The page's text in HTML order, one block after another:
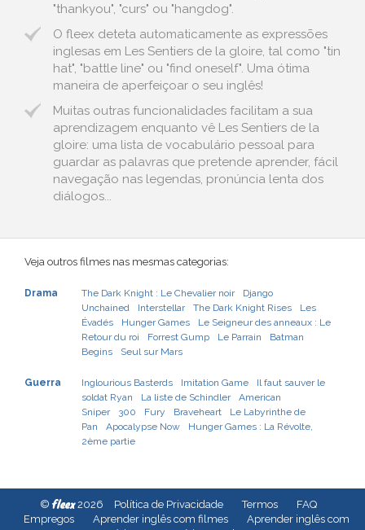
"thankyou", "curs" ou "hangdog".
O fleex deteta automaticamente as expressões
inglesas em Les Sentiers de la gloire, tal como "tin
hat", "battle line" ou "find oneself". Uma ótima
maneira de aperfeiçoar o seu inglês!
Muitas outras funcionalidades facilitam a sua
aprendizagem enquanto vê Les Sentiers de la
gloire: uma lista de vocabulário pessoal para
guardar as palavras que pretende aprender, fácil
navegação nas legendas, pronúncia lenta dos
diálogos...
Veja outros filmes nas mesmas categorias:
Drama The Dark Knight : Le Chevalier noir
Django
Unchained
Interstellar The Dark Knight Rises
Les
Évadés
Hunger Games
Le Seigneur des anneaux : Le
Retour du roi
Forrest Gump Le Parrain
Batman
Begins
Seul sur Mars
Guerra Inglourious Basterds Imitation Game
Il faut sauver le
soldat Ryan
La liste de Schindler
American
Sniper
300 Fury Braveheart
Le Labyrinthe de
Pan
Apocalypse Now
Hunger Games : La Révolte,
2ème partie
© fleex2026 Política de Privacidade Termos
FAQ
Empregos
Aprender inglês com filmes
Aprender inglês com